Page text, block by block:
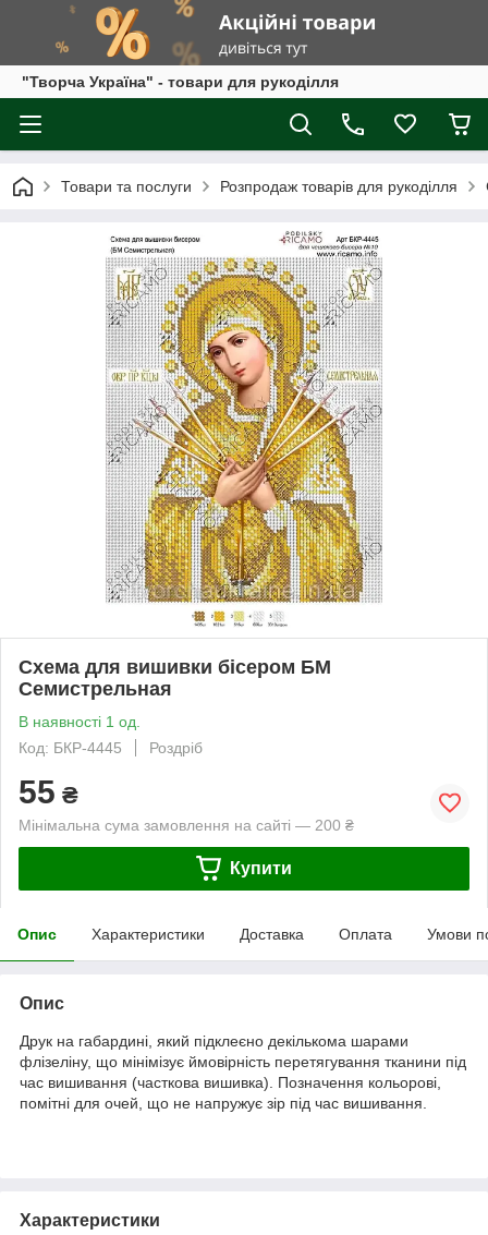
"Творча Україна" - товари для рукоділля
Товари та послуги Розпродаж товарів для рукоділля
Схема для вишивки бісером БМ
Семистрельная
В наявності 1 од.
Код: БКР-4445
Роздріб
55 ₴
Мінімальна сума замовлення на сайті — 200 ₴
Купити
Опис Характеристики Доставка Оплата Умови
Опис
Друк на габардині, який підклеєно декількома шарами
флізеліну, що мінімізує ймовірність перетягування тканини під
час вишивання (часткова вишивка). Позначення кольорові,
помітні для очей, що не напружує зір під час вишивання.
Характеристики